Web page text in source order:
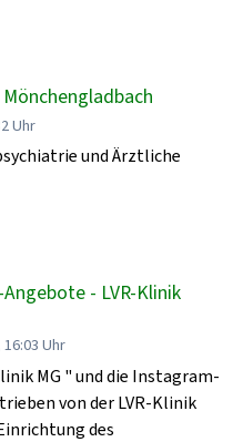
Uhr
und Ärztliche
- LVR-Klinik
Uhr
MG " und die Instagram-
von der LVR-Klinik
des